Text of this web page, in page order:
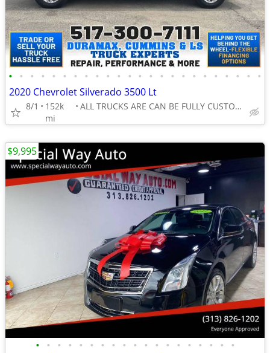
• • • • • • • • • • • • • • • • • • • • • • • •
2020 Chevrolet Silverado 3500 Lt
8/1
152k
mi
ALL TRUCKS ARE CAN BE FULLY CUSTOMIZED!
• • • • • • • • • • • • • • • • • • •
$9,995